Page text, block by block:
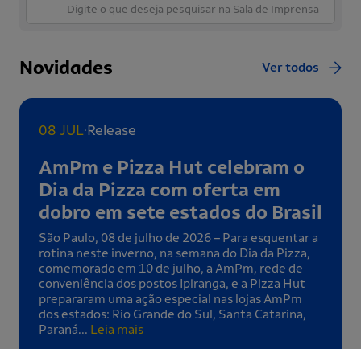
Novidades Ver todos
08 JUL.Release
AmPm e Pizza Hut celebram o
Dia da Pizza com oferta em
dobro em sete estados do Brasil
São Paulo, 08 de julho de 2026 – Para esquentar a
rotina neste inverno, na semana do Dia da Pizza,
comemorado em 10 de julho, a AmPm, rede de
conveniência dos postos Ipiranga, e a Pizza Hut
prepararam uma ação especial nas lojas AmPm
dos estados: Rio Grande do Sul, Santa Catarina,
Paraná... Leia mais